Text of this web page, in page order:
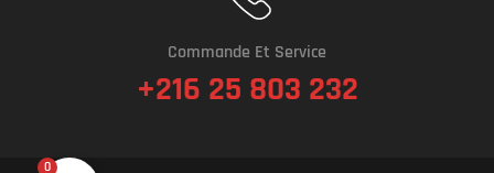
0
Commande Et Service
+216 25 803 232